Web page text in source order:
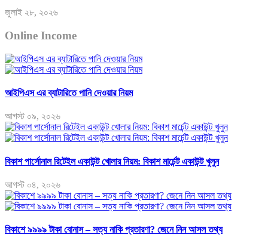
জুলাই ২৮, ২০২৬
Online Income
আইপিএস এর ব্যাটারিতে পানি দেওয়ার নিয়ম
আগস্ট ০৯, ২০২৬
বিকাশ পার্সোনাল রিটেইল একাউন্ট খোলার নিয়ম: বিকাশ মার্চেন্ট একাউন্ট খুলুন
আগস্ট ০৪, ২০২৬
বিকাশে ৯৯৯৯ টাকা বোনাস – সত্য নাকি প্রতারণা? জেনে নিন আসল তথ্য